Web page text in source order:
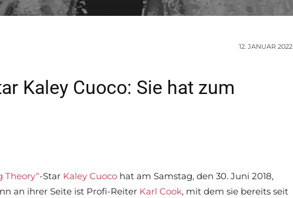
12. JANUAR 2022
Kaley Cuoco: Sie hat zum
Theory“-Star Kaley Cuoco hat am Samstag, den 30. Juni 2018,
an ihrer Seite ist Profi-Reiter Karl Cook, mit dem sie bereits seit